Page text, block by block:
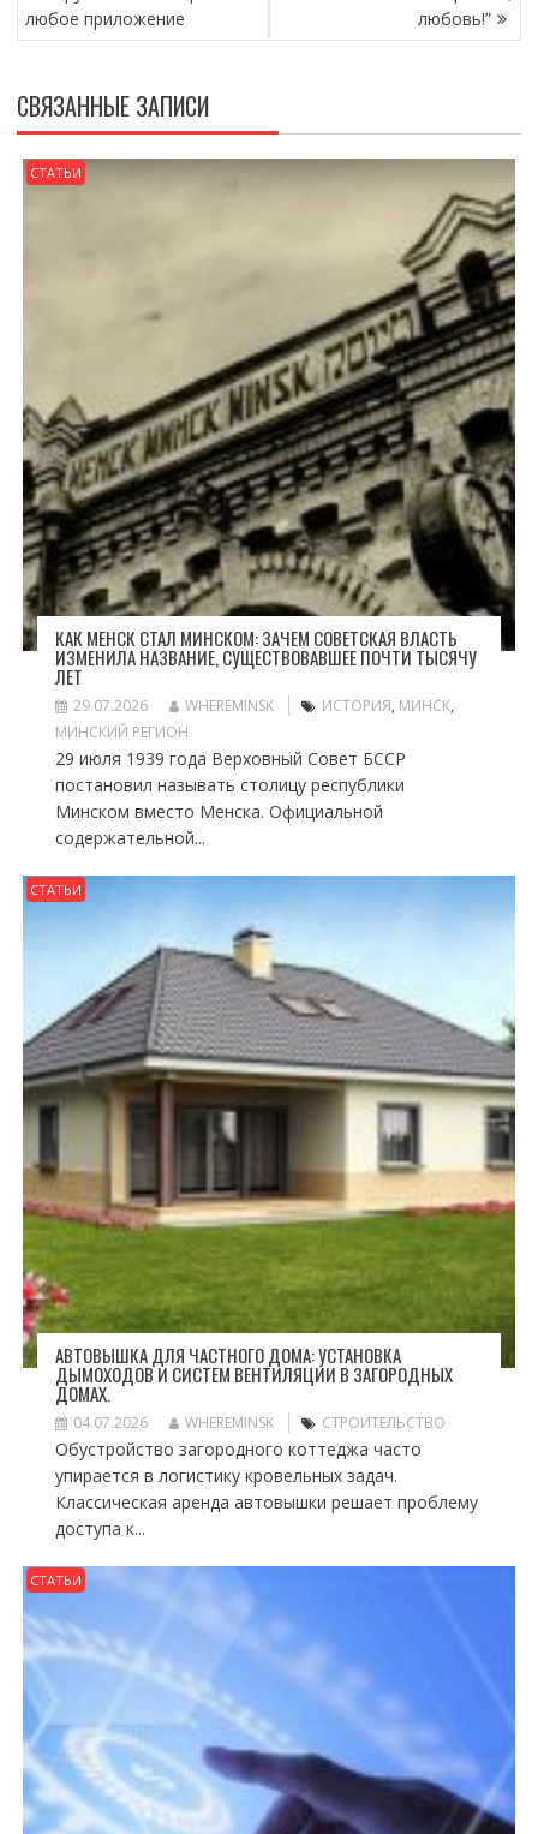
любое приложение
любовь!”
СВЯЗАННЫЕ ЗАПИСИ
СТАТЬИ
КАК МЕНСК СТАЛ МИНСКОМ: ЗАЧЕМ СОВЕТСКАЯ ВЛАСТЬ
ИЗМЕНИЛА НАЗВАНИЕ, СУЩЕСТВОВАВШЕЕ ПОЧТИ ТЫСЯЧУ
ЛЕТ
29.07.2026 WHEREMINSK ИСТОРИЯ, МИНСК,
МИНСКИЙ РЕГИОН
29 июля 1939 года Верховный Совет БССР
постановил называть столицу республики
Минском вместо Менска. Официальной
содержательной...
СТАТЬИ
АВТОВЫШКА ДЛЯ ЧАСТНОГО ДОМА: УСТАНОВКА
ДЫМОХОДОВ И СИСТЕМ ВЕНТИЛЯЦИИ В ЗАГОРОДНЫХ
ДОМАХ.
04.07.2026 WHEREMINSK СТРОИТЕЛЬСТВО
Обустройство загородного коттеджа часто
упирается в логистику кровельных задач.
Классическая аренда автовышки решает проблему
доступа к...
СТАТЬИ